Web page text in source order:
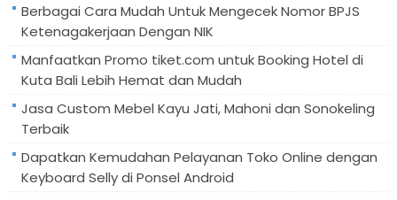
Berbagai Cara Mudah Untuk Mengecek Nomor BPJS
Ketenagakerjaan Dengan NIK
Manfaatkan Promo tiket.com untuk Booking Hotel di
Kuta Bali Lebih Hemat dan Mudah
Jasa Custom Mebel Kayu Jati, Mahoni dan Sonokeling
Terbaik
Dapatkan Kemudahan Pelayanan Toko Online dengan
Keyboard Selly di Ponsel Android